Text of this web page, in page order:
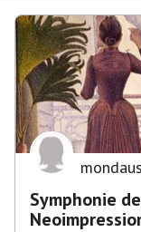
Symphonie